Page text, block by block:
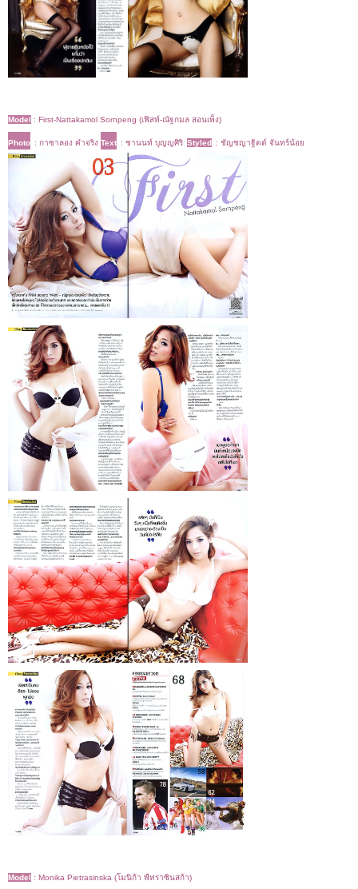
Model : First-Nattakamol Sornpeng (เฟิสท์-ณัฐกมล สอนเพ็ง)
Photo : กาซาลอง คำจริง Text : ชานนท์ บุญญศิริ Styled : ชัญชญาฐิตต์ จันทร์น้อย
Model : Monika Pietrasinska (โมนิก้า พีทราซินสก้า)